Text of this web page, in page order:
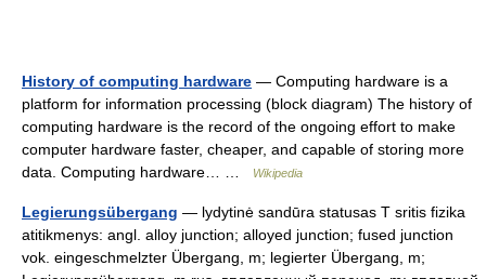
History of computing hardware — Computing hardware is a
platform for information processing (block diagram) The history of
computing hardware is the record of the ongoing effort to make
computer hardware faster, cheaper, and capable of storing more
data. Computing hardware… …
Wikipedia
Legierungsübergang — lydytinė sandūra statusas T sritis fizika
atitikmenys: angl. alloy junction; alloyed junction; fused junction
vok. eingeschmelzter Übergang, m; legierter Übergang, m;